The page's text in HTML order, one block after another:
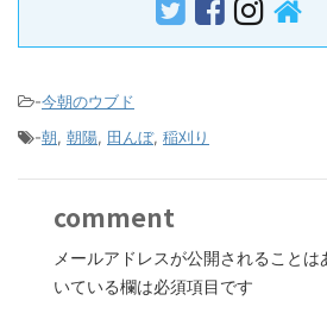
-今朝のウブド
-朝, 朝陽, 田んぼ, 稲刈り
comment
メールアドレスが公開されることは
いている欄は必須項目です